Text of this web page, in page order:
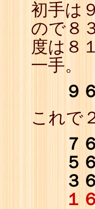
初手は
ので８
度は８
一手。
９６
これで
７６
５６
３６
１